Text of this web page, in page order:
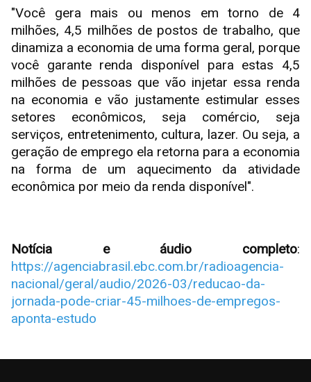
"Você gera mais ou menos em torno de 4
milhões, 4,5 milhões de postos de trabalho, que
dinamiza a economia de uma forma geral, porque
você garante renda disponível para estas 4,5
milhões de pessoas que vão injetar essa renda
na economia e vão justamente estimular esses
setores econômicos, seja comércio, seja
serviços, entretenimento, cultura, lazer. Ou seja, a
geração de emprego ela retorna para a economia
na forma de um aquecimento da atividade
econômica por meio da renda disponível".
Notícia e áudio completo:
https://agenciabrasil.ebc.com.br/radioagencia-
nacional/geral/audio/2026-03/reducao-da-
jornada-pode-criar-45-milhoes-de-empregos-
aponta-estudo